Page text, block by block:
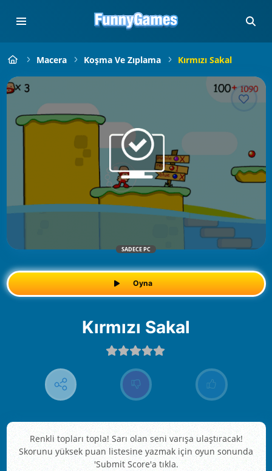
Macera Koşma Ve Zıplama Kırmızı Sakal
SADECE PC
Oyna
Kırmızı Sakal
Renkli topları topla! Sarı olan seni varışa ulaştıracak!
Skorunu yüksek puan listesine yazmak için oyun sonunda
'Submit Score'a tıkla.